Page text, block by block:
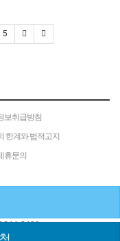
5
보취급방침
한계와 법적고지
휴문의
길 40
8401